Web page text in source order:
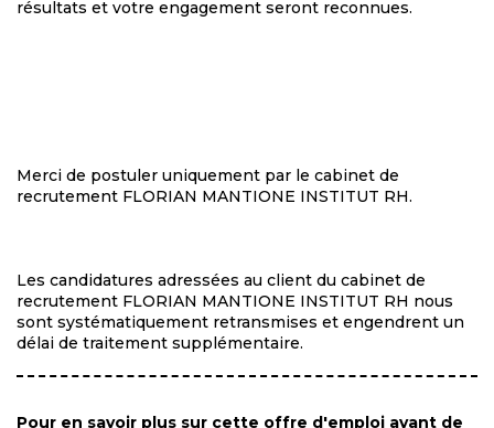
résultats et votre engagement seront reconnues.
Merci de postuler uniquement par le cabinet de
recrutement FLORIAN MANTIONE INSTITUT RH.
Les candidatures adressées au client du cabinet de
recrutement FLORIAN MANTIONE INSTITUT RH nous
sont systématiquement retransmises et engendrent un
délai de traitement supplémentaire.
Pour en savoir plus sur cette offre d'emploi avant de